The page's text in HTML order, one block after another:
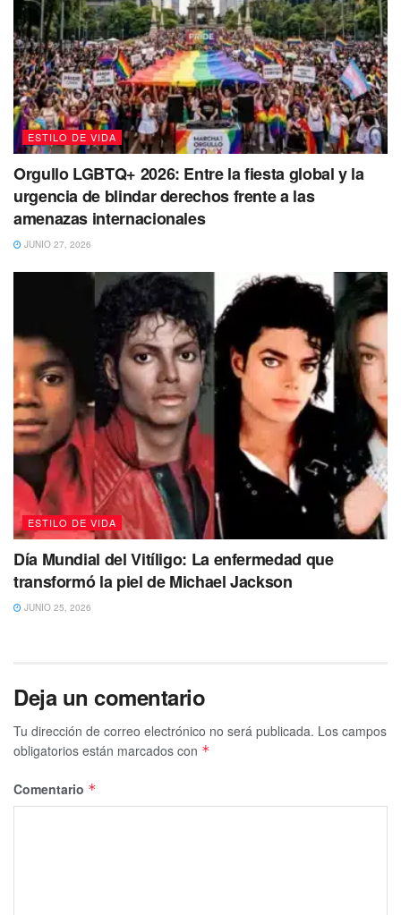
Tus ideas se vuelven más claras y tangibles a través del
diálogo con los demás. Puedes trabajar en tus relaciones
públicas, asesoramiento, negociaciones o hasta con temas
legales a lo largo de la semana. Es momento de
comunicarte con socios y mejores amigos.
ESTILO DE VIDA
Orgullo LGBTQ+ 2026: Entre la fiesta global y la
urgencia de blindar derechos frente a las
amenazas internacionales
JUNIO 27, 2026
ESTILO DE VIDA
Día Mundial del Vitíligo: La enfermedad que
transformó la piel de Michael Jackson
JUNIO 25, 2026
Deja un comentario
Tu dirección de correo electrónico no será publicada. Los campos
obligatorios están marcados con *
Comentario *